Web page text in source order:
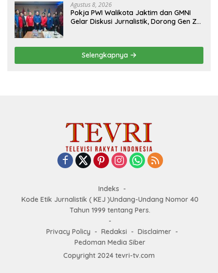
Agustus 8, 2026
Pokja PWI Walikota Jaktim dan GMNI
Gelar Diskusi Jurnalistik, Dorong Gen Z
Selengkapnya
Indeks
Kode Etik Jurnalistik ( KEJ )Undang-Undang Nomor 40
Tahun 1999 tentang Pers.
Privacy Policy Redaksi
Disclaimer
Pedoman Media Siber
Copyright 2024 tevri-tv.com